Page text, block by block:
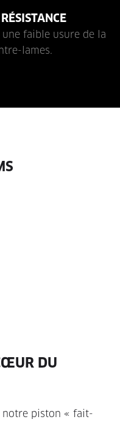
faible usure de la
lames.
DU
notre piston « fait-